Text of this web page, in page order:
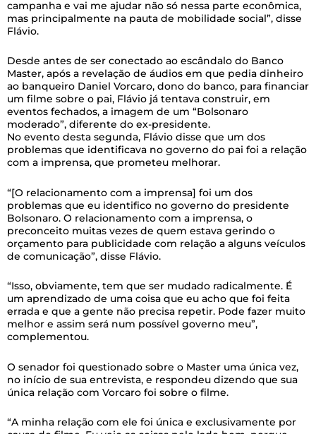
campanha e vai me ajudar não só nessa parte econômica,
mas principalmente na pauta de mobilidade social”, disse
Flávio.
Desde antes de ser conectado ao escândalo do Banco
Master, após a revelação de áudios em que pedia dinheiro
ao banqueiro Daniel Vorcaro, dono do banco, para financiar
um filme sobre o pai, Flávio já tentava construir, em
eventos fechados, a imagem de um “Bolsonaro
moderado”, diferente do ex-presidente.
No evento desta segunda, Flávio disse que um dos
problemas que identificava no governo do pai foi a relação
com a imprensa, que prometeu melhorar.
“[O relacionamento com a imprensa] foi um dos
problemas que eu identifico no governo do presidente
Bolsonaro. O relacionamento com a imprensa, o
preconceito muitas vezes de quem estava gerindo o
orçamento para publicidade com relação a alguns veículos
de comunicação”, disse Flávio.
“Isso, obviamente, tem que ser mudado radicalmente. É
um aprendizado de uma coisa que eu acho que foi feita
errada e que a gente não precisa repetir. Pode fazer muito
melhor e assim será num possível governo meu”,
complementou.
O senador foi questionado sobre o Master uma única vez,
no início de sua entrevista, e respondeu dizendo que sua
única relação com Vorcaro foi sobre o filme.
“A minha relação com ele foi única e exclusivamente por